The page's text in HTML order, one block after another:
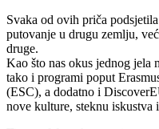
Svaka od ovih priča
putovanje u drugu zemlju,
druge.
Kao što nas okus jednog jela
tako i programi poput
(ESC), a dodatno i
nove kulture, steknu